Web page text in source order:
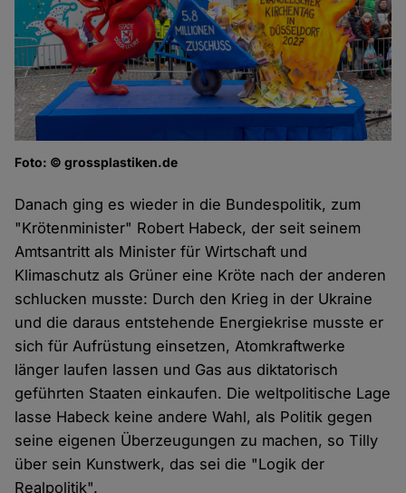
Foto: © grossplastiken.de
Danach ging es wieder in die Bundespolitik, zum
"Krötenminister" Robert Habeck, der seit seinem
Amtsantritt als Minister für Wirtschaft und
Klimaschutz als Grüner eine Kröte nach der anderen
schlucken musste: Durch den Krieg in der Ukraine
und die daraus entstehende Energiekrise musste er
sich für Aufrüstung einsetzen, Atomkraftwerke
länger laufen lassen und Gas aus diktatorisch
geführten Staaten einkaufen. Die weltpolitische Lage
lasse Habeck keine andere Wahl, als Politik gegen
seine eigenen Überzeugungen zu machen, so Tilly
über sein Kunstwerk, das sei die "Logik der
Realpolitik".